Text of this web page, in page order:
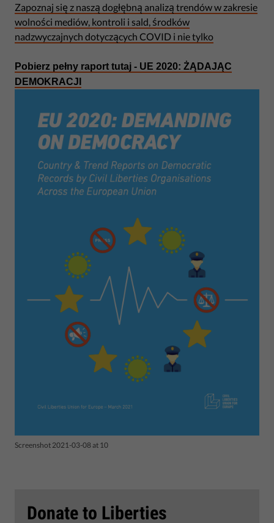
Zapoznaj się z naszą dogłębną analizą trendów w zakresie
wolności mediów, kontroli i sald, środków
nadzwyczajnych dotyczących COVID i nie tylko
Pobierz pełny raport tutaj - UE 2020: ŻĄDAJĄC
DEMOKRACJI
Screenshot 2021-03-08 at 10
Donate to Liberties